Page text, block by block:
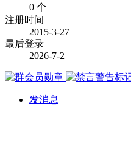
0 个
注册时间
2015-3-27
最后登录
2026-7-2
发消息